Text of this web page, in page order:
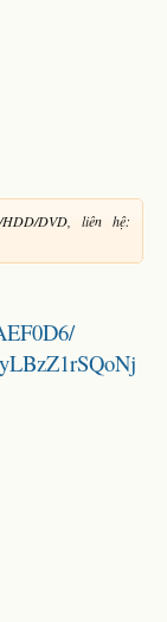
DVD, liên hệ: